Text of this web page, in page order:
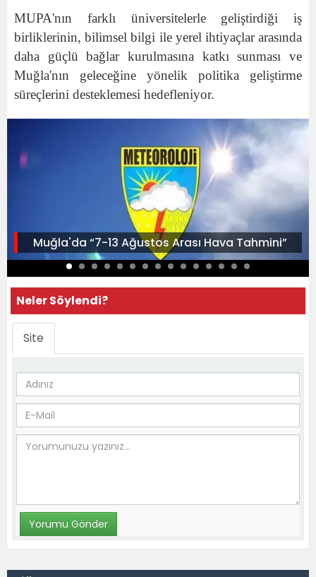
MUPA'nın farklı üniversitelerle geliştirdiği iş
birliklerinin, bilimsel bilgi ile yerel ihtiyaçlar arasında
daha güçlü bağlar kurulmasına katkı sunması ve
Muğla'nın geleceğine yönelik politika geliştirme
süreçlerini desteklemesi hedefleniyor.
Muğla'da “7-13 Ağustos Arası Hava Tahmini”
Neler Söylendi?
Site